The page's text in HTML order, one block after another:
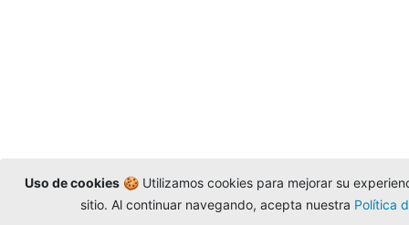
Uso de cookies 🍪 Utilizamos cookies para mejorar su
sitio. Al continuar navegando, acepta nuestra Política